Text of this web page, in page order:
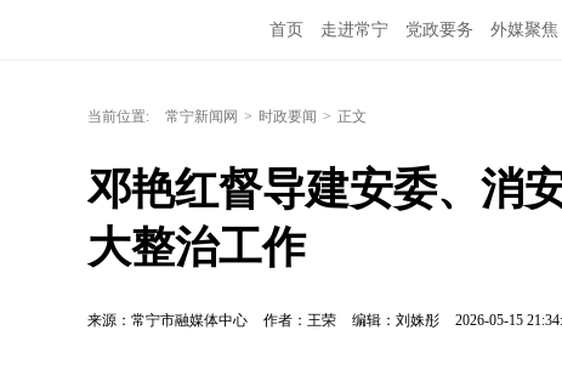
首页 走进常宁 党政要务 外媒聚焦
当前位置: 常宁新闻网 > 时政要闻 > 正文
邓艳红督导建安委、消
大整治工作
来源：常宁市融媒体中心 作者：王荣 编辑：刘姝彤 2026-05-15